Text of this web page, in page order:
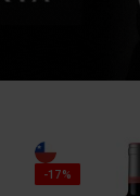
-17%